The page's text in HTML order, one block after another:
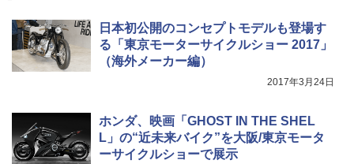
日本初公開のコンセプトモデルも登場す
る「東京モーターサイクルショー 2017」
（海外メーカー編）
2017年3月24日
ホンダ、映画「GHOST IN THE SHEL
L」の“近未来バイク”を大阪/東京モータ
ーサイクルショーで展示